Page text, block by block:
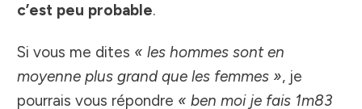
c’est peu probable.
Si vous me dites « les hommes sont en
moyenne plus grand que les femmes », je
pourrais vous répondre « ben moi je fais 1m83